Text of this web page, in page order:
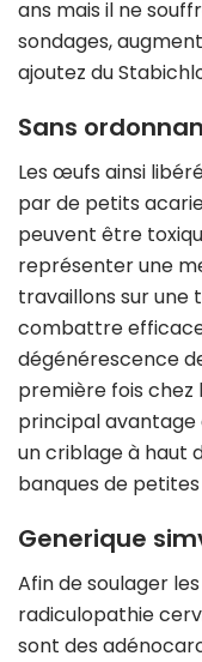
ans mais il ne
sondages,
ajoutez du
Sans
Les œufs ainsi
par de petits
peuvent être
représenter une
travaillons sur une
combattre
dégénérescence
première fois chez
principal avantage
un criblage à haut
banques de
Generique
Afin de soulager
radiculopathie
sont des